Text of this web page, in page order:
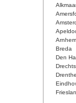
Arnhem
Breda
Den
Drenthe